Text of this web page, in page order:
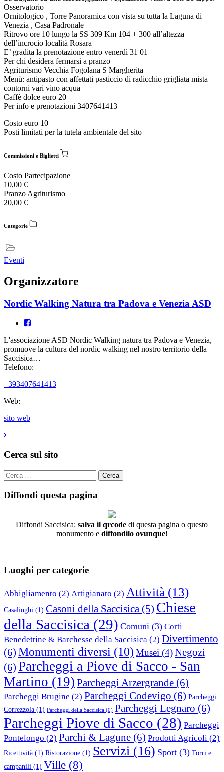
Osservatorio
Ornitologico , Torre Panoramica con vista su tutta la Laguna di
Venezia , Casa Padronale
Ritrovo ore 10 lungo la SS 309 Km 104 + 300 all’altezza
dell’incrocio località Rosara
E’ gradita la prenotazione entro venerdì 31 01
Per chi desidera fermarsi a pranzo
Agriturismo Vecchia Fogolana S Margherita
Menù: antipasto con affettati pasticcio di radicchio grigliata mista
contorni vari vino acqua
Caffè dolce euro 20
Per info e prenotazioni 3407641413
Costo euro 10
Posti limitati per la tutela ambientale del sito
Commissioni e Biglietti
Costo Partecipazione
10,00 €
Pranzo Agriturismo
20,00 €
Categorie
Eventi
Organizzatore
Nordic Walking Natura tra Padova e Venezia ASD
L'associazione ASD Nordic Walking natura tra Padova e Venezia,
promuove la cultura del nordic walking nel nostro territorio della
Saccisica…
Telefono:
+393407641413
Web:
sito web
Cerca sul sito
Cerca
per:
Diffondi questa pagina
Diffondi Saccisica: salva il qrcode di questa pagina o questo
monumento e diffondilo ovunque!
Luoghi per categorie
Abbigliamento (2) Artigianato (2) Attività (13)
Casalinghi (1) Casoni della Saccisica (5) Chiese
della Saccisica (29) Comuni (3) Corti
Benedettine & Barchesse della Saccisica (2) Divertimento
(6) Monumenti diversi (10) Musei (4)Negozi
(6) Parcheggi a Piove di Sacco - San
Martino (19) Parcheggi Arzergrande (6)
Parcheggi Brugine (2) Parcheggi Codevigo (6) Parcheggi
Correzzola (1) Parcheggi della Saccisica (0) Parcheggi Legnaro (6)
Parcheggi Piove di Sacco (28) Parcheggi
Pontelongo (2) Parchi & Lagune (6) Prodotti Agricoli (2)
Ricettività (1) Ristorazione (1) Servizi (16) Sport (3) Torri e
campanili (1) Ville (8)